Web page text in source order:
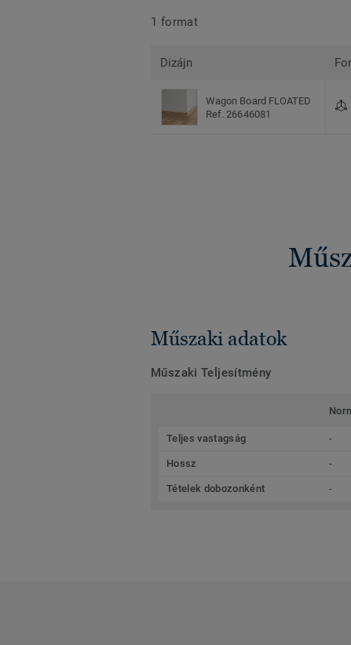
1 format
Dizájn
Wagon Board FLOATED
Ref. 26646081
Műszaki adatok
Műszaki Teljesítmény
Teljes vastagság -
Hossz -
Tételek dobozonként -